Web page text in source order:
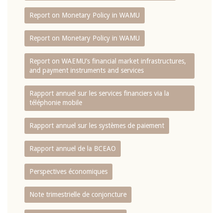
Report on Monetary Policy in WAMU
Report on Monetary Policy in WAMU
Report on WAEMU’s financial market infrastructures,
and payment instruments and services
Rapport annuel sur les services financiers via la
téléphonie mobile
Rapport annuel sur les systèmes de paiement
Rapport annuel de la BCEAO
Perspectives économiques
Note trimestrielle de conjoncture